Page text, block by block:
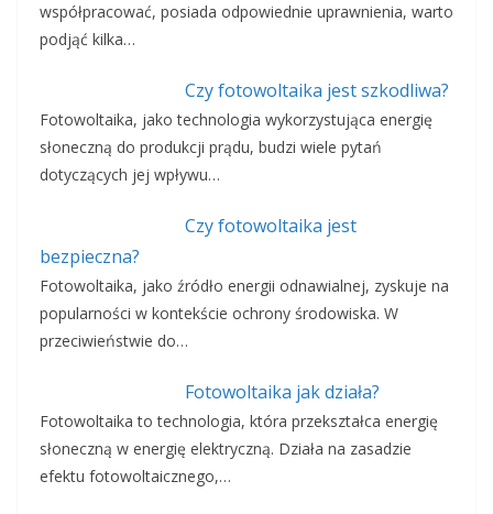
współpracować, posiada odpowiednie uprawnienia, warto
podjąć kilka…
Czy fotowoltaika jest szkodliwa?
Fotowoltaika, jako technologia wykorzystująca energię
słoneczną do produkcji prądu, budzi wiele pytań
dotyczących jej wpływu…
Czy fotowoltaika jest
bezpieczna?
Fotowoltaika, jako źródło energii odnawialnej, zyskuje na
popularności w kontekście ochrony środowiska. W
przeciwieństwie do…
Fotowoltaika jak działa?
Fotowoltaika to technologia, która przekształca energię
słoneczną w energię elektryczną. Działa na zasadzie
efektu fotowoltaicznego,…